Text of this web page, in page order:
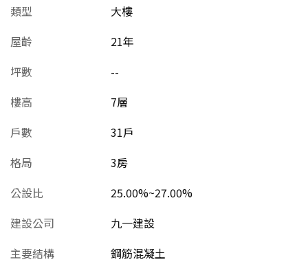
類型
大樓
屋齡
21年
坪數
--
樓高
7層
戶數
31戶
格局
3房
公設比
25.00%~27.00%
建設公司
九一建設
主要結構
鋼筋混凝土